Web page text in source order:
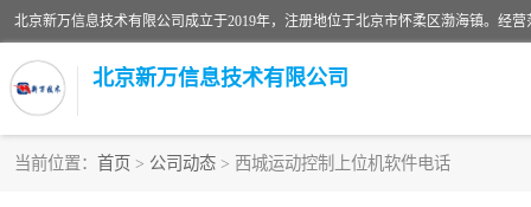
北京新万信息技术有限公司
当前位置： 首页 > 公司动态 > 西城运动控制上位机软件电话